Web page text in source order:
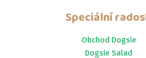
Speciální
Obchod Dogsie
Dogsie Salad